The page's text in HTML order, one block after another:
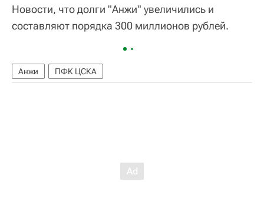
Новости, что долги "Анжи" увеличились и
составляют порядка 300 миллионов рублей.
Анжи ПФК ЦСКА